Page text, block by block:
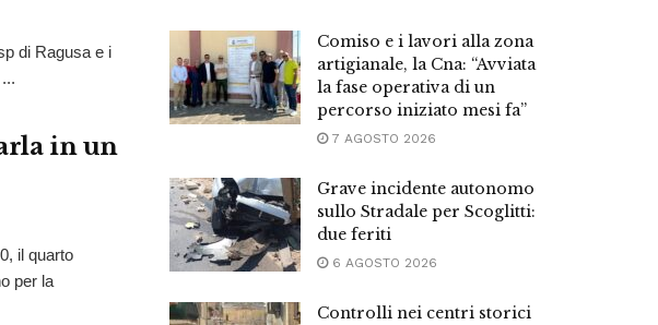
di Ragusa e i
in un
il quarto
per la
Comiso e i lavori alla zona
artigianale, la Cna: “Avviata
la fase operativa di un
percorso iniziato mesi fa”
7 AGOSTO 2026
Grave incidente autonomo
sullo Stradale per Scoglitti:
due feriti
6 AGOSTO 2026
Controlli nei centri storici